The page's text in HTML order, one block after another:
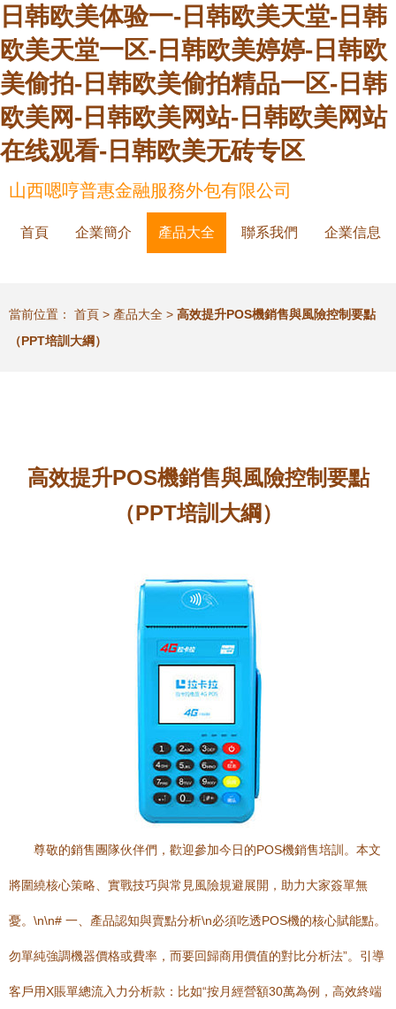
日韩欧美体验一-日韩欧美天堂-日韩
欧美天堂一区-日韩欧美婷婷-日韩欧
美偷拍-日韩欧美偷拍精品一区-日韩
欧美网-日韩欧美网站-日韩欧美网站
在线观看-日韩欧美无砖专区
山西嗯哼普惠金融服務外包有限公司
首頁 企業簡介 產品大全 聯系我們 企業信息
當前位置： 首頁 > 產品大全 > 高效提升POS機銷售與風險控制要點
（PPT培訓大綱）
高效提升POS機銷售與風險控制要點
（PPT培訓大綱）
尊敬的銷售團隊伙伴們，歡迎參加今日的POS機銷售培訓。本文
將圍繞核心策略、實戰技巧與常見風險規避展開，助力大家簽單無
憂。\n\n# 一、產品認知與賣點分析\n必須吃透POS機的核心賦能點。
勿單純強調機器價格或費率，而要回歸商用價值的對比分析法”。引導
客戶用X賬單總流入力分析款：比如“按月經營額30萬為例，高效終端